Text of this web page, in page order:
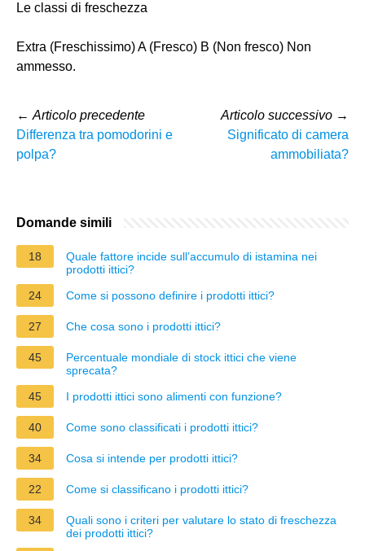
Le classi di freschezza
Extra (Freschissimo) A (Fresco) B (Non fresco) Non
ammesso.
← Articolo precedente
Differenza tra pomodorini e
polpa?
Articolo successivo →
Significato di camera
ammobiliata?
Domande simili
18
Quale fattore incide sull’accumulo di istamina nei
prodotti ittici?
24
Come si possono definire i prodotti ittici?
27 Che cosa sono i prodotti ittici?
45
Percentuale mondiale di stock ittici che viene
sprecata?
45
I prodotti ittici sono alimenti con funzione?
40 Come sono classificati i prodotti ittici?
34 Cosa si intende per prodotti ittici?
22 Come si classificano i prodotti ittici?
34
Quali sono i criteri per valutare lo stato di freschezza
dei prodotti ittici?